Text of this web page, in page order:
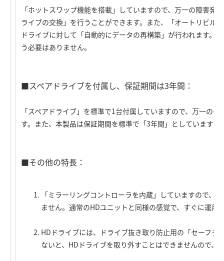
「ホットスワップ機能を搭載」していますので、万一の障害発
ライブの交換」を行うことができます。また、「オートリビル
ドライブに対して「自動的にデータの再構築」が行われます。
う必要はありません。
■スペアドライブを付属し、保証期間は3年間：
「スペアドライブ」を標準で1台付属していますので、万一の
す。また、本製品は保証期間を標準で「3年間」としています
■その他の特長：
「ミラーリングコントローラを内蔵」していますので、
ません。通常のHDユニットと同様の感覚で、すぐに運用
HDドライブには、ドライブ抜き取り防止用の「セーフテ
ないと、HDドライブを取り外すことはできませんので、